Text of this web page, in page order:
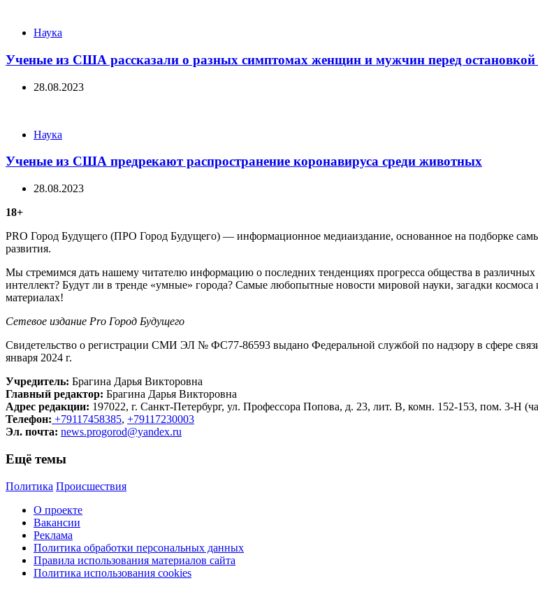
Categories
Наука
Ученые из США рассказали о разных симптомах женщин и мужчин перед остановкой
28.08.2023
Categories
Наука
Ученые из США предрекают распространение коронавируса среди животных
28.08.2023
18+
PRO Город Будущего (ПРО Город Будущего) — информационное медиаиздание, основанное на подборке
развития.
Мы стремимся дать нашему читателю информацию о последних тенденциях прогресса общества в
интеллект? Будут ли в тренде «умные» города? Самые любопытные новости мировой науки, загадки
материалах!
Сетевое издание Рrо Город Будущего
Свидетельство о регистрации СМИ ЭЛ № ФС77-86593 выдано Федеральной службой по надзору в сфере
января 2024 г.
Учредитель: Брагина Дарья Викторовна
Главный редактор: Брагина Дарья Викторовна
Адрес редакции: 197022, г. Санкт-Петербург, ул. Профессора Попова, д. 23, лит. В, комн. 152-153, пом. 3-Н
Телефон: +79117458385, +79117230003
Эл. почта: news.progorod@yandex.ru
Ещё темы
Политика Происшествия
О проекте
Вакансии
Реклама
Политика обработки персональных данных
Правила использования материалов сайта
Политика использования cookies